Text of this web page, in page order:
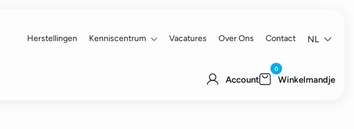
Herstellingen Kenniscentrum Vacatures Over Ons Contact NL
Account
0
Winkelmandje